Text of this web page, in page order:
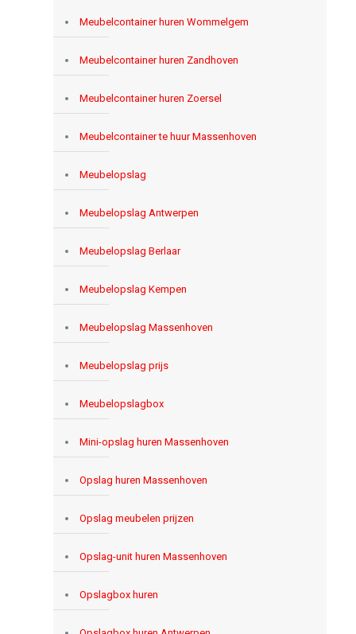
Meubelcontainer huren Wommelgem
Meubelcontainer huren Zandhoven
Meubelcontainer huren Zoersel
Meubelcontainer te huur Massenhoven
Meubelopslag
Meubelopslag Antwerpen
Meubelopslag Berlaar
Meubelopslag Kempen
Meubelopslag Massenhoven
Meubelopslag prijs
Meubelopslagbox
Mini-opslag huren Massenhoven
Opslag huren Massenhoven
Opslag meubelen prijzen
Opslag-unit huren Massenhoven
Opslagbox huren